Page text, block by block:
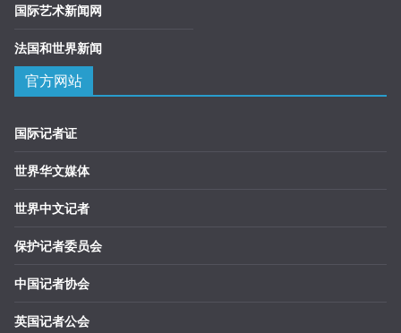
国际艺术新闻网
法国和世界新闻
官方网站
国际记者证
世界华文媒体
世界中文记者
保护记者委员会
中国记者协会
英国记者公会